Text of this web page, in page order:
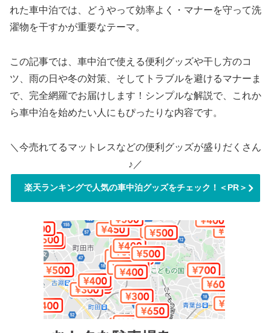
れた車中泊では、どうやって効率よく・マナーを守って洗
濯物を干すかが重要なテーマ。
この記事では、車中泊で使える便利グッズや干し方のコ
ツ、雨の日や冬の対策、そしてトラブルを避けるマナーま
で、完全網羅でお届けします！シンプルな解説で、これか
ら車中泊を始めたい人にもぴったりな内容です。
＼今売れてるマットレスなどの便利グッズが盛りだくさん
♪／
楽天ランキングで人気の車中泊グッズをチェック！＜PR＞